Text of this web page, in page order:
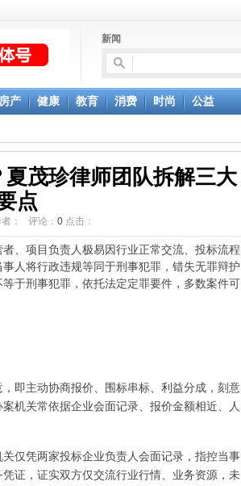
新闻
房产 健康 教育 消费 时尚 公益
茂珍律师团队拆解三大
点
： 评论： 0 点击：
项目负责人极易因行业正常交流、投标流程
人将行政违规等同于刑事犯罪，错失无罪辩护
于刑事犯罪，依托法定定罪要件，多数案件可
主动协商报价、围标串标、利益分成，刻意
机关常依据企业会面记录、报价金额相近、人
凭两家投标企业负责人会面记录，指控当事
证，证实双方仅交流行业行情、业务资源，未